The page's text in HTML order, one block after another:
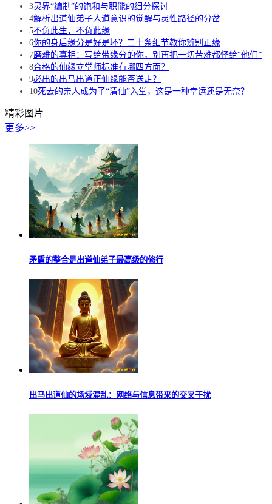
3灵界“编制”的饱和与职能的细分探讨
4解析出道仙弟子人道意识的觉醒与灵性路径的分岔
5不负此生，不负此缘
6你的身后缘分是好是坏？二十条细节教你辨别正缘
7磨难的真相：写给带缘分的你，别再把一切苦难都怪给“他们”
8合格的仙缘立堂师标准有哪四方面？
9必出的出马出道正仙缘能否送走？
10死去的亲人成为了“清仙”入堂，这是一种幸运还是无奈？
精彩图片
更多>>
矛盾的整合是出道仙弟子最高级的修行
出马出道仙的场域混乱：网络与信息带来的交叉干扰